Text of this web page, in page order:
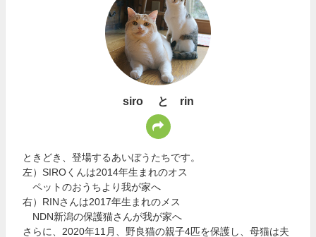
siro と rin
ときどき、登場するあいぼうたちです。
左）SIROくんは2014年生まれのオス
ペットのおうちより我が家へ
右）RINさんは2017年生まれのメス
NDN新潟の保護猫さんが我が家へ
さらに、2020年11月、野良猫の親子4匹を保護し、母猫は夫